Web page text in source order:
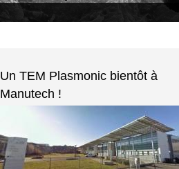
Un TEM Plasmonic bientôt à
Manutech !